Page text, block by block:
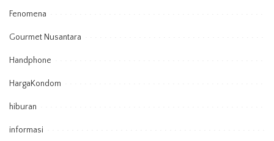
Fenomena
Gourmet Nusantara
Handphone
HargaKondom
hiburan
informasi